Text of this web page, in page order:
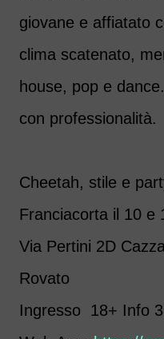
giovane e affiatato
clima scatenato,
house, pop e
con professionalità.
Cheetah, stile e
Franciacorta il 10 e
Via Pertini 2D
Rovato
Ingresso 18+ Info